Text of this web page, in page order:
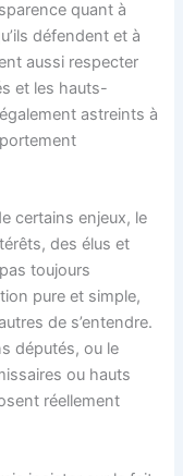
quant à
défendent et à
aussi respecter
et les hauts-
astreints à
certains enjeux, le
des élus et
toujours
pure et simple,
de s’entendre.
députés, ou le
ou hauts
réellement